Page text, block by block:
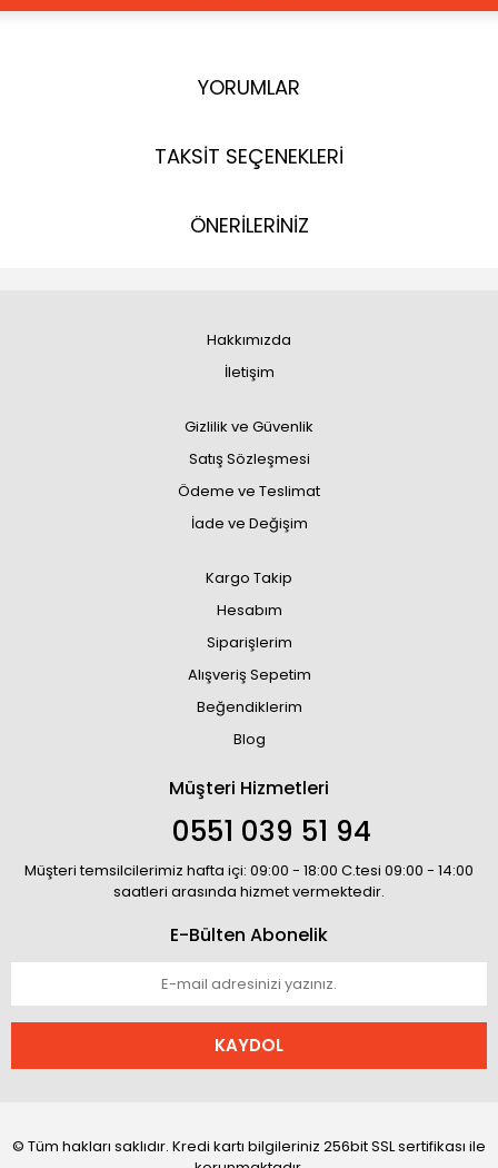
YORUMLAR
TAKSİT SEÇENEKLERİ
ÖNERİLERİNİZ
Hakkımızda
İletişim
Gizlilik ve Güvenlik
Satış Sözleşmesi
Ödeme ve Teslimat
İade ve Değişim
Kargo Takip
Hesabım
Siparişlerim
Alışveriş Sepetim
Beğendiklerim
Blog
Müşteri Hizmetleri
0551 039 51 94
Müşteri temsilcilerimiz hafta içi: 09:00 - 18:00 C.tesi 09:00 - 14:00
saatleri arasında hizmet vermektedir.
E-Bülten Abonelik
KAYDOL
© Tüm hakları saklıdır. Kredi kartı bilgileriniz 256bit SSL sertifikası ile